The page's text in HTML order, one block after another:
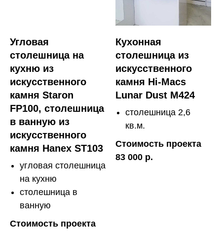
Угловая
столешница на
кухню из
искусственного
камня Staron
FP100, столешница
в ванную из
искусственного
камня Hanex ST103
угловая столешница
на кухню
столешница в
ванную
Стоимость проекта
Кухонная
столешница из
искусственного
камня Hi-Macs
Lunar Dust M424
столешница 2,6
кв.м.
Стоимость проекта
83 000 р.